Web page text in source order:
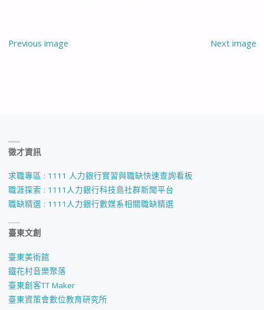
Previous image Next image
徵才資訊
求職專區 : 1111 人力銀行實習與職缺快速查詢看板
職涯探索 : 1111人力銀行科技島社群新聞平台
職缺精選 : 1111人力銀行數媒系相關職缺精選
臺東文創
臺東美術館
鐵花村音樂聚落
臺東創客TT Maker
臺東資策會數位教育研究所